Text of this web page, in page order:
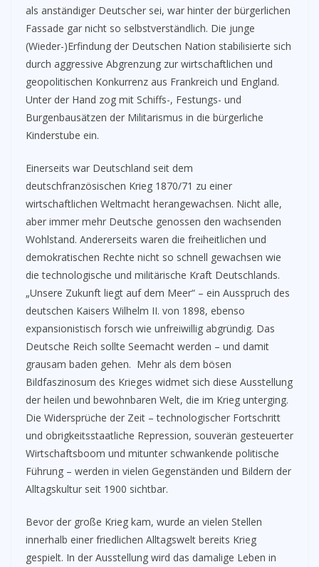
als anständiger Deutscher sei, war hinter der bürgerlichen
Fassade gar nicht so selbstverständlich. Die junge
(Wieder-)Erfindung der Deutschen Nation stabilisierte sich
durch aggressive Abgrenzung zur wirtschaftlichen und
geopolitischen Konkurrenz aus Frankreich und England.
Unter der Hand zog mit Schiffs-, Festungs- und
Burgenbausätzen der Militarismus in die bürgerliche
Kinderstube ein.
Einerseits war Deutschland seit dem
deutschfranzösischen Krieg 1870/71 zu einer
wirtschaftlichen Weltmacht herangewachsen. Nicht alle,
aber immer mehr Deutsche genossen den wachsenden
Wohlstand. Andererseits waren die freiheitlichen und
demokratischen Rechte nicht so schnell gewachsen wie
die technologische und militärische Kraft Deutschlands.
„Unsere Zukunft liegt auf dem Meer“ – ein Ausspruch des
deutschen Kaisers Wilhelm II. von 1898, ebenso
expansionistisch forsch wie unfreiwillig abgründig. Das
Deutsche Reich sollte Seemacht werden – und damit
grausam baden gehen. Mehr als dem bösen
Bildfaszinosum des Krieges widmet sich diese Ausstellung
der heilen und bewohnbaren Welt, die im Krieg unterging.
Die Widersprüche der Zeit – technologischer Fortschritt
und obrigkeitsstaatliche Repression, souverän gesteuerter
Wirtschaftsboom und mitunter schwankende politische
Führung – werden in vielen Gegenständen und Bildern der
Alltagskultur seit 1900 sichtbar.
Bevor der große Krieg kam, wurde an vielen Stellen
innerhalb einer friedlichen Alltagswelt bereits Krieg
gespielt. In der Ausstellung wird das damalige Leben in